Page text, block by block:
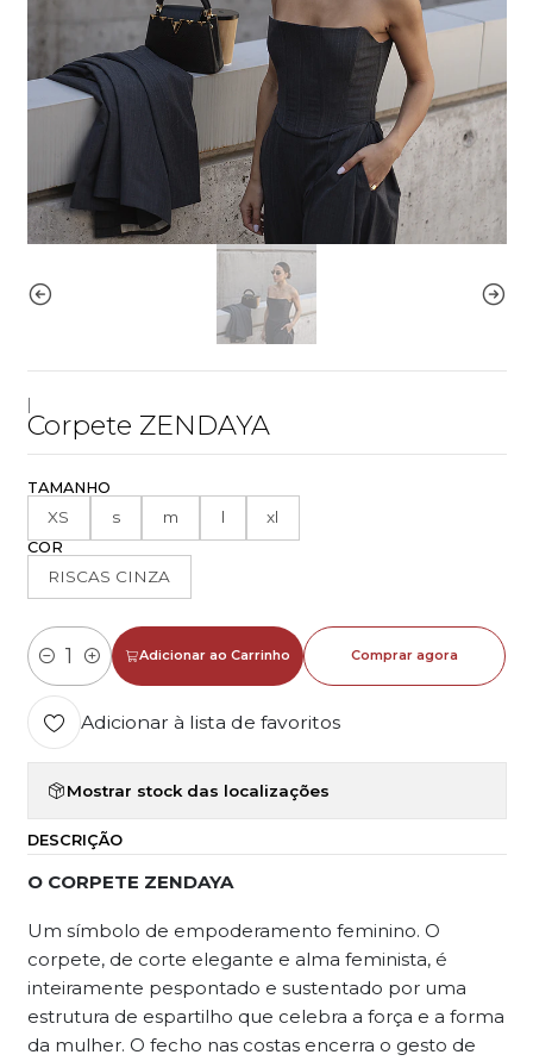
Corpete ZENDAYA
TAMANHO
XS s m l xl
COR
RISCAS CINZA
Quantidade
Adicionar ao Carrinho Comprar agora
Adicionar à lista de favoritos
Mostrar stock das localizações
DESCRIÇÃO
O CORPETE ZENDAYA
Um símbolo de empoderamento feminino. O
corpete, de corte elegante e alma feminista, é
inteiramente pespontado e sustentado por uma
estrutura de espartilho que celebra a força e a forma
da mulher. O fecho nas costas encerra o gesto de